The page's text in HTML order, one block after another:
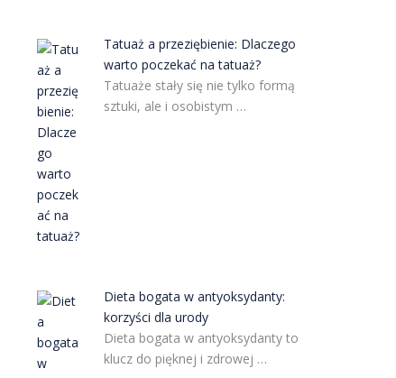
Tatuaż a przeziębienie: Dlaczego
warto poczekać na tatuaż?
Tatuaże stały się nie tylko formą
sztuki, ale i osobistym …
Dieta bogata w antyoksydanty:
korzyści dla urody
Dieta bogata w antyoksydanty to
klucz do pięknej i zdrowej …